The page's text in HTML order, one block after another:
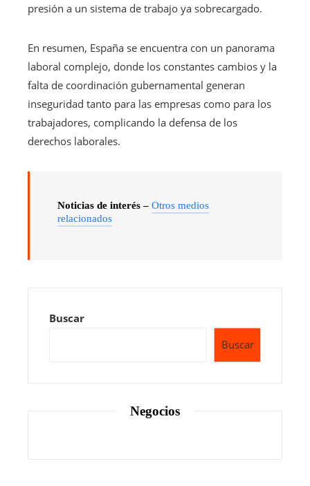
presión a un sistema de trabajo ya sobrecargado.
En resumen, España se encuentra con un panorama
laboral complejo, donde los constantes cambios y la
falta de coordinación gubernamental generan
inseguridad tanto para las empresas como para los
trabajadores, complicando la defensa de los
derechos laborales.
Noticias de interés – Otros medios
relacionados
Buscar
Buscar
Negocios